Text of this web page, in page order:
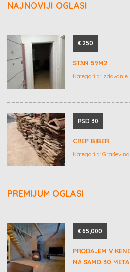
NAJNOVIJI OGLASI
€ 250
STAN 59M2
Kategorija: Izdavanje
RSD 30
CREP BIBER
Kategorija:
PREMIJUM OGLASI
€ 65,000
PRODAJEM
NA SAMO 30